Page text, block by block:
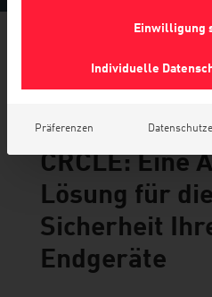
ENDPOINT
CRCLE: Eine
Lösung für
Sicherheit
Endgeräte
Einwilligung
Individuelle
Präferenzen